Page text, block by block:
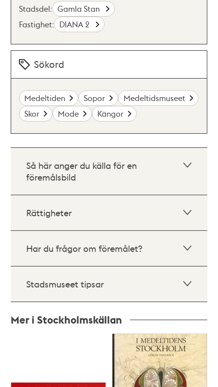
Stadsdel: Gamla Stan
Fastighet: DIANA 2
Sökord
Medeltiden Sopor
Medeltidsmuseet
Skor
Mode Kängor
Så här anger du källa för en
föremålsbild
Rättigheter
Har du frågor om föremålet?
Stadsmuseet tipsar
Mer i Stockholmskällan